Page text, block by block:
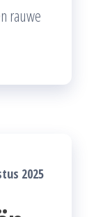
rauwe
2025